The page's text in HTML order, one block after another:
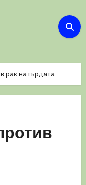
рак на гърдата